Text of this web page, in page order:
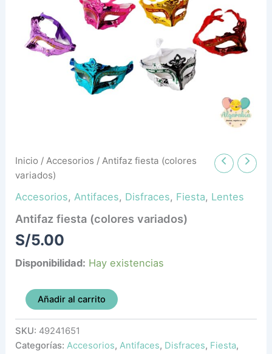
Inicio /Accesorios / Antifaz fiesta (colores
variados)
Accesorios,Antifaces, Disfraces, Fiesta, Lentes
Antifaz fiesta (colores variados)
S/5.00
Disponibilidad: Hay existencias
Añadir al carrito
SKU: 49241651
Categorías:Accesorios,Antifaces, Disfraces, Fiesta,